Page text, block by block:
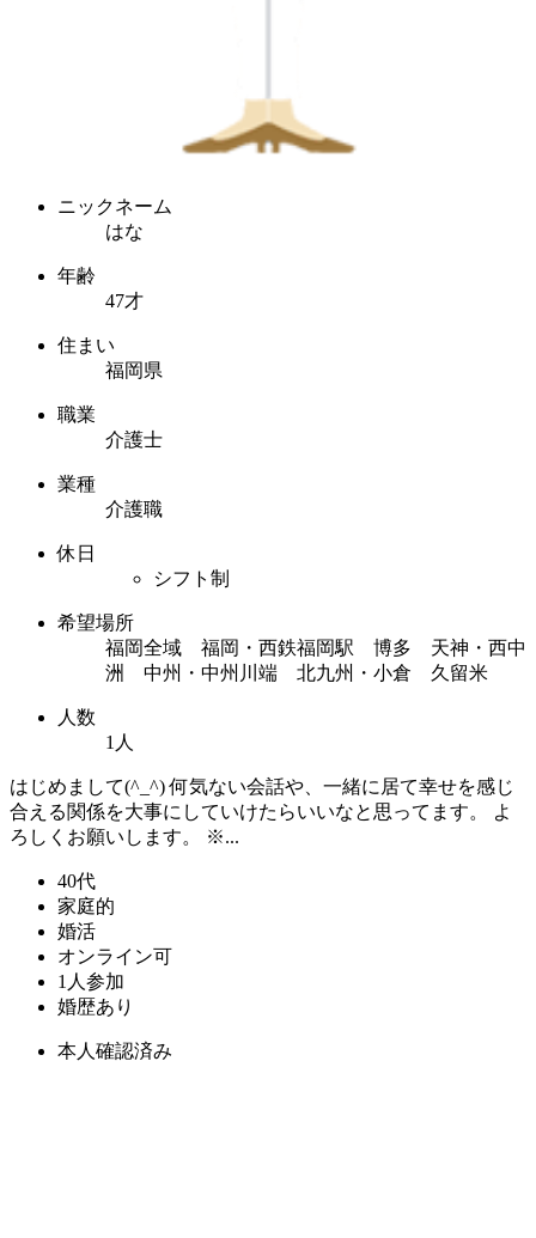
ニックネーム
はな
年齢
47才
住まい
福岡県
職業
介護士
業種
介護職
休日
シフト制
希望場所
福岡全域 福岡・西鉄福岡駅 博多 天神・西中
洲 中州・中州川端 北九州・小倉 久留米
人数
1人
はじめまして(^_^) 何気ない会話や、一緒に居て幸せを感じ
合える関係を大事にしていけたらいいなと思ってます。 よ
ろしくお願いします。 ※...
40代
家庭的
婚活
オンライン可
1人参加
婚歴あり
本人確認済み